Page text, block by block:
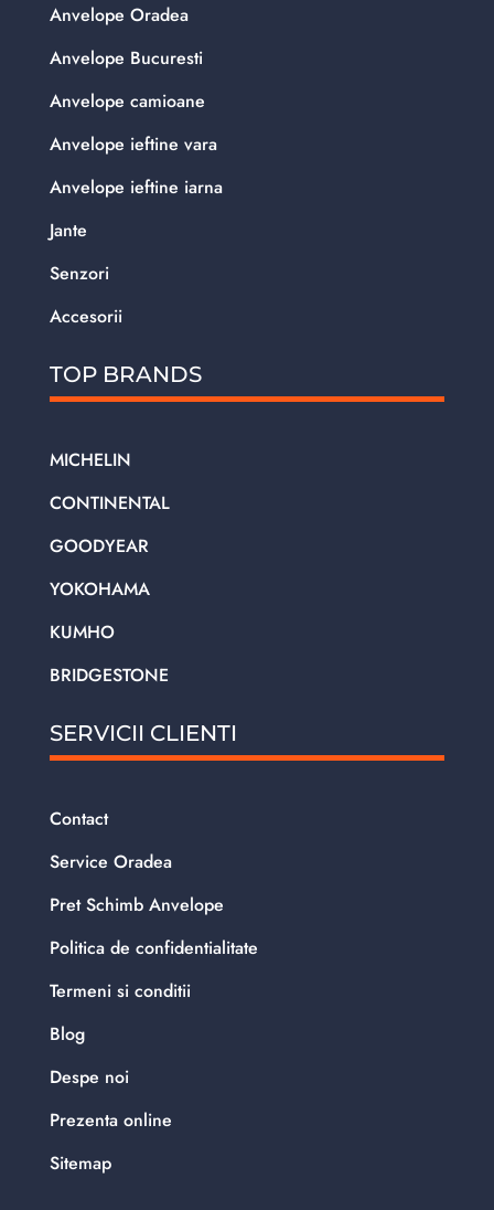
Anvelope Oradea
Anvelope Bucuresti
Anvelope camioane
Anvelope ieftine vara
Anvelope ieftine iarna
Jante
Senzori
Accesorii
TOP BRANDS
MICHELIN
CONTINENTAL
GOODYEAR
YOKOHAMA
KUMHO
BRIDGESTONE
SERVICII CLIENTI
Contact
Service Oradea
Pret Schimb Anvelope
Politica de confidentialitate
Termeni si conditii
Blog
Despe noi
Prezenta online
Sitemap